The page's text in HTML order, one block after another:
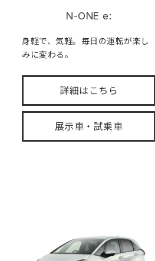
N-ONE e:
身軽で、気軽。毎日の運転が楽し
みに変わる。
詳細はこちら
展示車・試乗車